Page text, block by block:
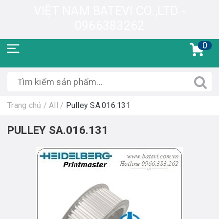
0
Trang chủ / All / Pulley SA.016.131
PULLEY SA.016.131